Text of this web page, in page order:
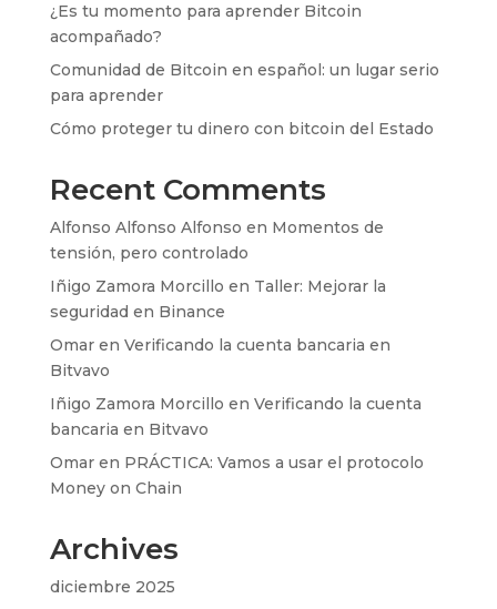
¿Es tu momento para aprender Bitcoin
acompañado?
Comunidad de Bitcoin en español: un lugar serio
para aprender
Cómo proteger tu dinero con bitcoin del Estado
Recent Comments
Alfonso Alfonso Alfonso en Momentos de
tensión, pero controlado
Iñigo Zamora Morcillo en Taller: Mejorar la
seguridad en Binance
Omaren Verificando la cuenta bancaria en
Bitvavo
Iñigo Zamora Morcillo en Verificando la cuenta
bancaria en Bitvavo
Omaren PRÁCTICA: Vamos a usar el protocolo
Money on Chain
Archives
diciembre 2025